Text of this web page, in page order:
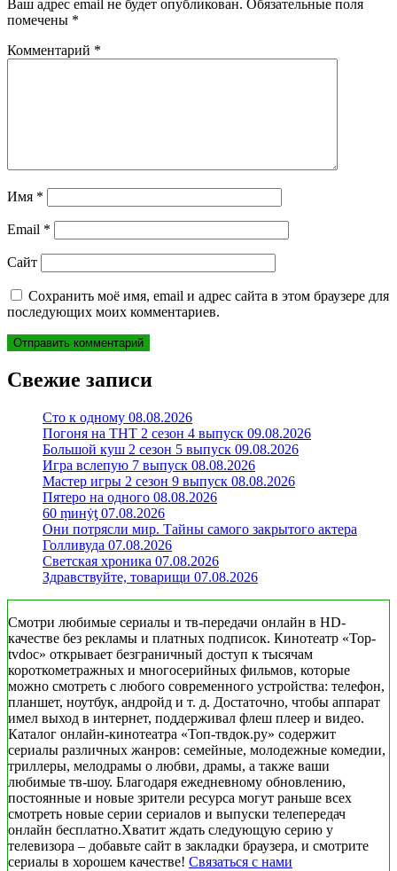
Ваш адрес email не будет опубликован. Обязательные поля
помечены *
Комментарий *
Имя *
Email *
Сайт
Сохранить моё имя, email и адрес сайта в этом браузере для
последующих моих комментариев.
Свежие записи
Сто к одному 08.08.2026
Погоня на ТНТ 2 сезон 4 выпуск 09.08.2026
Большой куш 2 сезон 5 выпуск 09.08.2026
Игра вслепую 7 выпуск 08.08.2026
Мастер игры 2 сезон 9 выпуск 08.08.2026
Пятеро на одного 08.08.2026
60 ṃинẏƫ 07.08.2026
Они потрясли мир. Тайны самого закрытого актера
Голливуда 07.08.2026
Светская хроника 07.08.2026
Здравствуйте, товарищи 07.08.2026
Смотри любимые сериалы и тв-передачи онлайн в HD-
качестве без рекламы и платных подписок. Кинотеатр «Top-
tvdoc» открывает безграничный доступ к тысячам
короткометражных и многосерийных фильмов, которые
можно смотреть с любого современного устройства: телефон,
планшет, ноутбук, андройд и т. д. Достаточно, чтобы аппарат
имел выход в интернет, поддерживал флеш плеер и видео.
Каталог онлайн-кинотеатра «Топ-твдок.ру» содержит
сериалы различных жанров: семейные, молодежные комедии,
триллеры, мелодрамы о любви, драмы, а также ваши
любимые тв-шоу. Благодаря ежедневному обновлению,
постоянные и новые зрители ресурса могут раньше всех
смотреть новые серии сериалов и выпуски телепередач
онлайн бесплатно.Хватит ждать следующую серию у
телевизора – добавьте сайт в закладки браузера, и смотрите
сериалы в хорошем качестве! Связаться с нами